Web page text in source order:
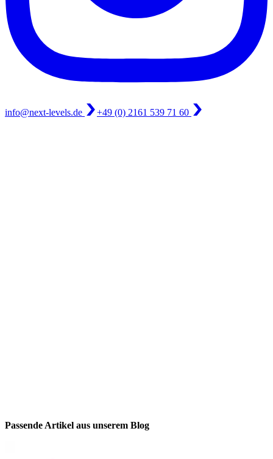
info@next-levels.de +49 (0) 2161 539 71 60
Passende Artikel aus unserem Blog